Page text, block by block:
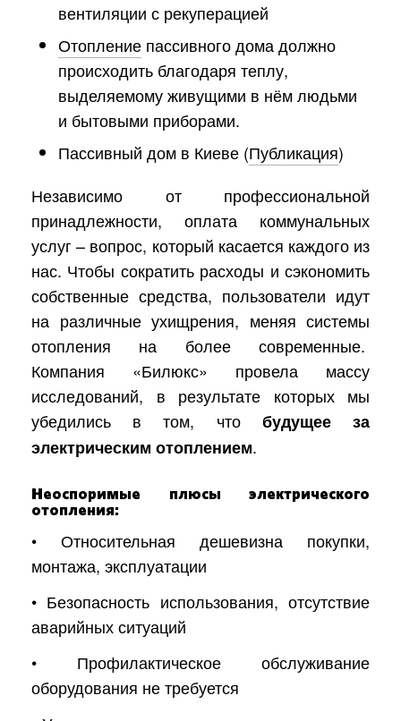
вентиляции с рекуперацией
Отопление пассивного дома должно
происходить благодаря теплу,
выделяемому живущими в нём людьми
и бытовыми приборами.
Пассивный дом в Киеве (Публикация)
Независимо от профессиональной
принадлежности, оплата коммунальных
услуг – вопрос, который касается каждого из
нас. Чтобы сократить расходы и сэкономить
собственные средства, пользователи идут
на различные ухищрения, меняя системы
отопления на более современные.
Компания «Билюкс» провела массу
исследований, в результате которых мы
убедились в том, что будущее за
электрическим отоплением.
Неоспоримые плюсы электрического
отопления:
• Относительная дешевизна покупки,
монтажа, эксплуатации
• Безопасность использования, отсутствие
аварийных ситуаций
• Профилактическое обслуживание
оборудования не требуется